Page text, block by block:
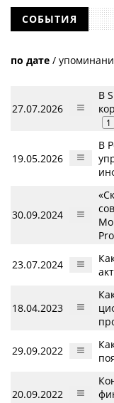
СОБЫТИЯ
по дате /
27.07.2026
В
1
19.05.2026
В
30.09.2024
Pro
23.07.2024
18.04.2023
29.09.2022
20.09.2022